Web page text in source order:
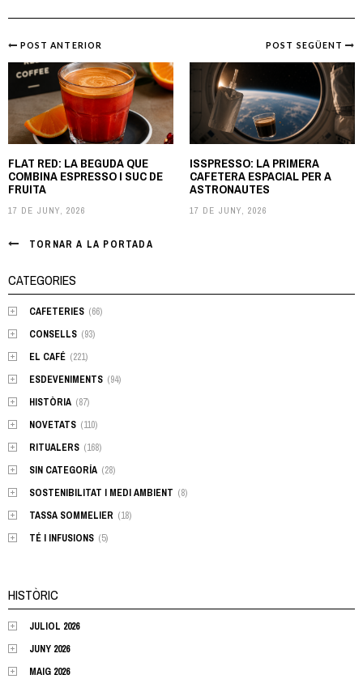
Post
navigation
POST SEGÜENT
ISSPRESSO: LA PRIMERA
CAFETERA ESPACIAL PER A
ASTRONAUTES
17 DE JUNY, 2026
POST ANTERIOR
FLAT RED: LA BEGUDA QUE
COMBINA ESPRESSO I SUC DE
FRUITA
17 DE JUNY, 2026
TORNAR A LA PORTADA
CATEGORIES
CAFETERIES (66)
CONSELLS (93)
EL CAFÉ (221)
ESDEVENIMENTS (94)
HISTÒRIA (87)
NOVETATS (110)
RITUALERS (168)
SIN CATEGORÍA (28)
SOSTENIBILITAT I MEDI AMBIENT (8)
TASSA SOMMELIER (18)
TÉ I INFUSIONS (5)
HISTÒRIC
JULIOL 2026
JUNY 2026
MAIG 2026